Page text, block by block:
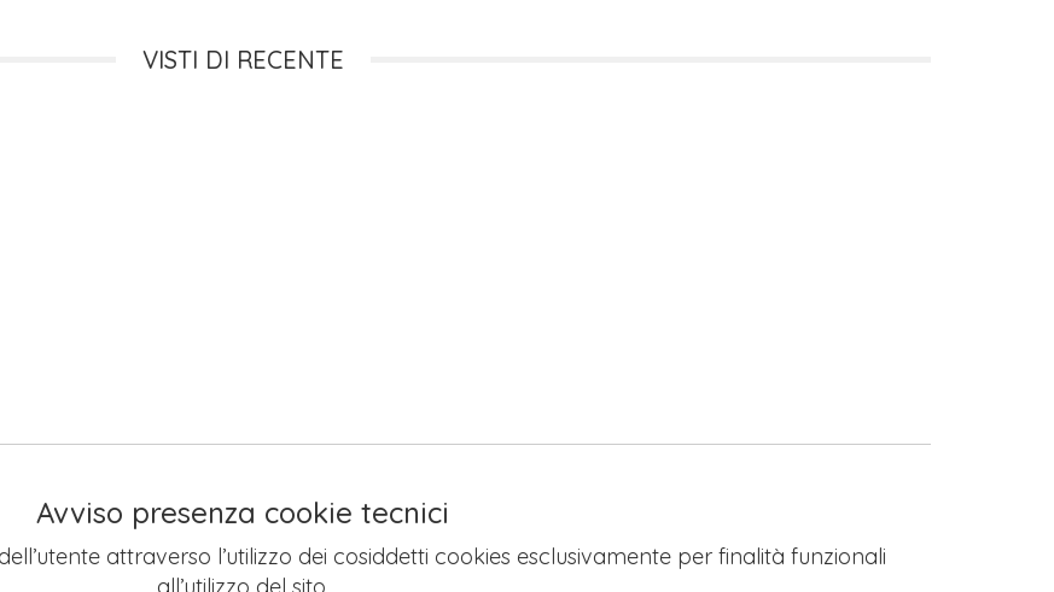
VISTI DI RECENTE
Avviso presenza cookie tecnici
attraverso l’utilizzo dei cosiddetti cookies esclusivamente per finalità funzionali